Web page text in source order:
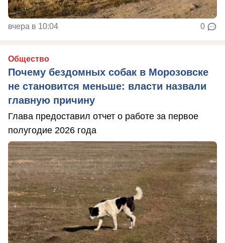
вчера в 10:04 0
Общество
Почему бездомных собак в Морозовске
не становится меньше: власти назвали
главную причину
Глава предоставил отчет о работе за первое
полугодие 2026 года